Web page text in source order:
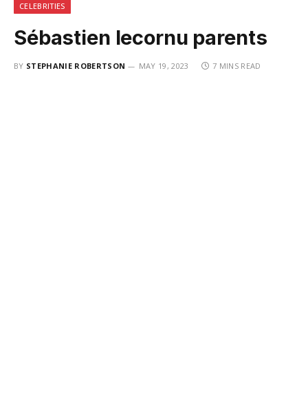
CELEBRITIES
Sébastien lecornu parents
BY STEPHANIE ROBERTSON MAY 19, 2023 7 MINS READ